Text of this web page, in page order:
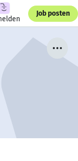
Job posten